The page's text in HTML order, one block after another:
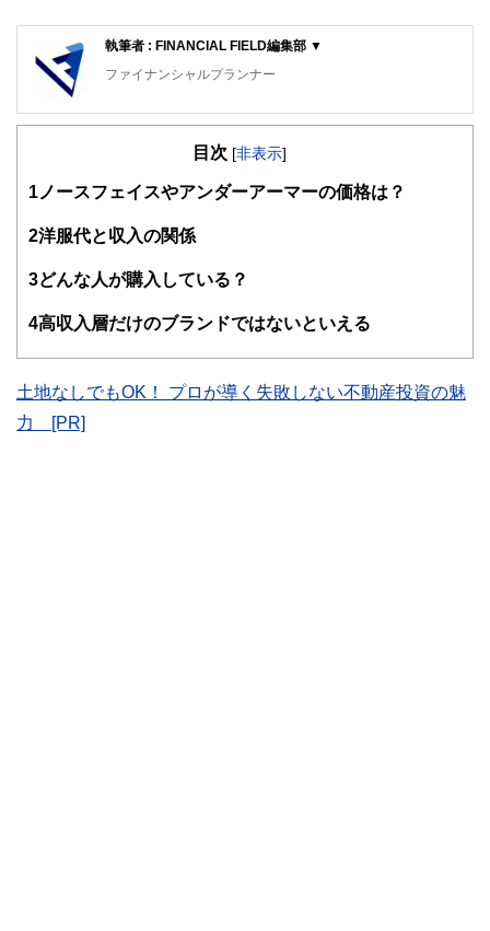
執筆者 : FINANCIAL FIELD編集部 ▼
ファイナンシャルプランナー
FinancialField編集部は、金融、経済に関する記事を、日々
知識がない方でも理解できるようわかりやすく発信していま
得者を中心に「お金や暮らし」に関する書籍・雑誌の編集経
験者で構成され、企画立案から記事掲載まですべての工程に
護士、税理士、宅地建物取引士、相続診断士、住宅ローンア
ど150名以上の有資格者を執筆者・監修者として迎え、むず
かしく感じられる年金や税金、相続、保険、ローンなどの話
目次 [非表示]
1 ノースフェイスやアンダーアーマーの価格は？
2洋服代と収入の関係
3どんな人が購入している？
4高収入層だけのブランドではないといえる
土地なしでもOK！ プロが導く失敗しない不動産投資の魅
力 [PR]